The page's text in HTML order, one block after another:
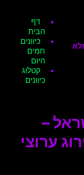
דף
הבית
כיוונים
חמים
היום
קטלוג
כיוונים
–
ערוצי